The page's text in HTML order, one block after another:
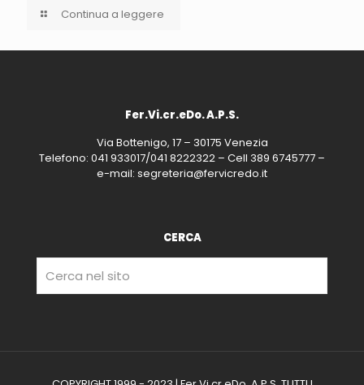
Continua a leggere
Fer.Vi.cr.eDo. A.P.S.
Via Bottenigo, 17 – 30175 Venezia
Telefono: 041 933017/041 8222322 – Cell 389 6745777 –
e-mail: segreteria@fervicredo.it
CERCA